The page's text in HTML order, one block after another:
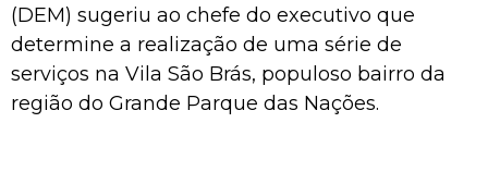
(DEM) sugeriu ao chefe do executivo que
determine a realização de uma série de
serviços na Vila São Brás, populoso bairro da
região do Grande Parque das Nações.